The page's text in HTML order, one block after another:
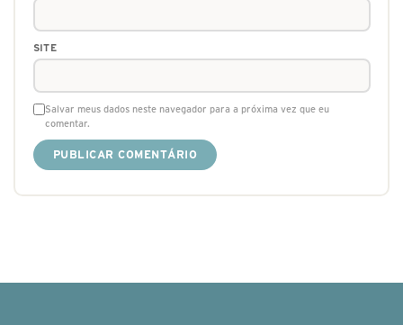
SITE
Salvar meus dados neste navegador para a próxima vez que eu
comentar.